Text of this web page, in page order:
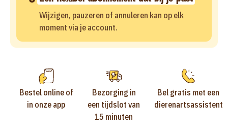
Wijzigen, pauzeren of annuleren kan op elk
moment via je account.
Bestel online of
in onze app
Bezorging in
een tijdslot van
15 minuten
Bel gratis met een
dierenartsassistent